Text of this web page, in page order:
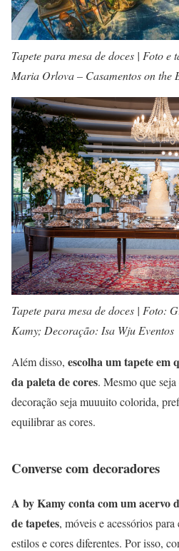
Tapete para mesa de doces | Foto
Maria Orlova – Casamentos on the
Tapete para mesa de doces | Foto:
Kamy; Decoração: Isa Wju Eventos
Além disso, escolha um tapete em
da paleta de cores. Mesmo que
decoração seja muuuito colorida,
equilibrar as cores.
Converse com decoradores
A by Kamy conta com um acervo
de tapetes, móveis e acessórios
estilos e cores diferentes. Por isso,